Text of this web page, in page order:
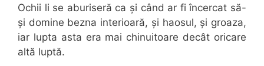
Ochii li se aburiseră ca și când ar fi încercat să-
și domine bezna interioară, și haosul, și groaza,
iar lupta asta era mai chinuitoare decât oricare
altă luptă.